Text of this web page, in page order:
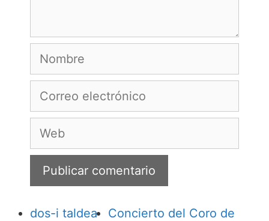
Nombre
Correo
Web
dos-i taldea
Concierto del Coro de